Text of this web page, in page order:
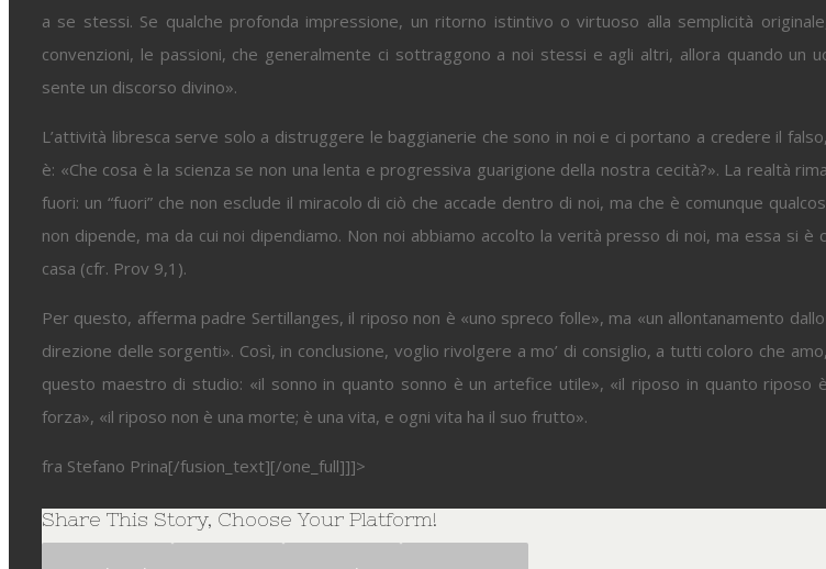
a se stessi. Se qualche profonda impressione, un ritorno istintivo o virtuoso alla semplicità
convenzioni, le passioni, che generalmente ci sottraggono a noi stessi e agli altri, allora quando un
sente un discorso divino».
L’attività libresca serve solo a distruggere le baggianerie che sono in noi e ci portano a credere il
è: «Che cosa è la scienza se non una lenta e progressiva guarigione della nostra cecità?». La realtà
fuori: un “fuori” che non esclude il miracolo di ciò che accade dentro di noi, ma che è comunque
non dipende, ma da cui noi dipendiamo. Non noi abbiamo accolto la verità presso di noi, ma essa si è
casa (cfr. Prov 9,1).
Per questo, afferma padre Sertillanges, il riposo non è «uno spreco folle», ma «un allontanamento
direzione delle sorgenti». Così, in conclusione, voglio rivolgere a mo’ di consiglio, a tutti coloro che
questo maestro di studio: «il sonno in quanto sonno è un artefice utile», «il riposo in quanto riposo
forza», «il riposo non è una morte; è una vita, e ogni vita ha il suo frutto».
fra Stefano Prina[/fusion_text][/one_full]]]>
Share This Story, Choose Your Platform!